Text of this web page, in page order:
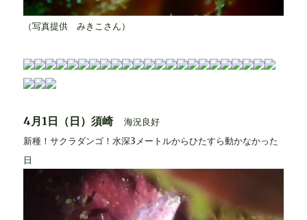
（写真提供 みきこさん）
4月1日（日）須崎
海況良好
新種！サクラダンゴ！水深3メートルからひたすら動かなかった
日